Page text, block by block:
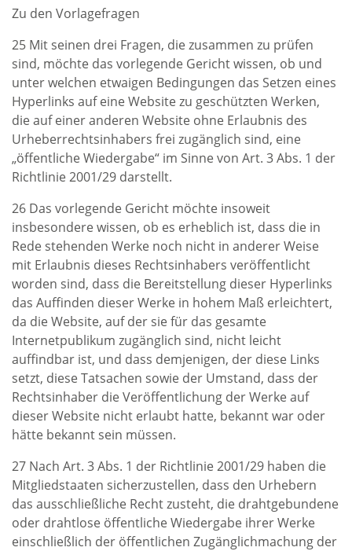
Zu den Vorlagefragen
25 Mit seinen drei Fragen, die zusammen zu prüfen
sind, möchte das vorlegende Gericht wissen, ob und
unter welchen etwaigen Bedingungen das Setzen eines
Hyperlinks auf eine Website zu geschützten Werken,
die auf einer anderen Website ohne Erlaubnis des
Urheberrechtsinhabers frei zugänglich sind, eine
„öffentliche Wiedergabe“ im Sinne von Art. 3 Abs. 1 der
Richtlinie 2001/29 darstellt.
26 Das vorlegende Gericht möchte insoweit
insbesondere wissen, ob es erheblich ist, dass die in
Rede stehenden Werke noch nicht in anderer Weise
mit Erlaubnis dieses Rechtsinhabers veröffentlicht
worden sind, dass die Bereitstellung dieser Hyperlinks
das Auffinden dieser Werke in hohem Maß erleichtert,
da die Website, auf der sie für das gesamte
Internetpublikum zugänglich sind, nicht leicht
auffindbar ist, und dass demjenigen, der diese Links
setzt, diese Tatsachen sowie der Umstand, dass der
Rechtsinhaber die Veröffentlichung der Werke auf
dieser Website nicht erlaubt hatte, bekannt war oder
hätte bekannt sein müssen.
27 Nach Art. 3 Abs. 1 der Richtlinie 2001/29 haben die
Mitgliedstaaten sicherzustellen, dass den Urhebern
das ausschließliche Recht zusteht, die drahtgebundene
oder drahtlose öffentliche Wiedergabe ihrer Werke
einschließlich der öffentlichen Zugänglichmachung der